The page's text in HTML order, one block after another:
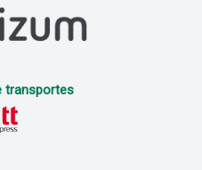
transportes